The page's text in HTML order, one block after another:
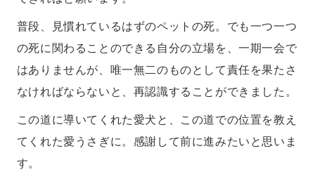
普段、見慣れているはずのペットの死。でも一つ一つ
の死に関わることのできる自分の立場を、一期一会で
はありませんが、唯一無二のものとして責任を果たさ
なければならないと、再認識することができました。
この道に導いてくれた愛犬と、この道での位置を教え
てくれた愛うさぎに。感謝して前に進みたいと思いま
す。